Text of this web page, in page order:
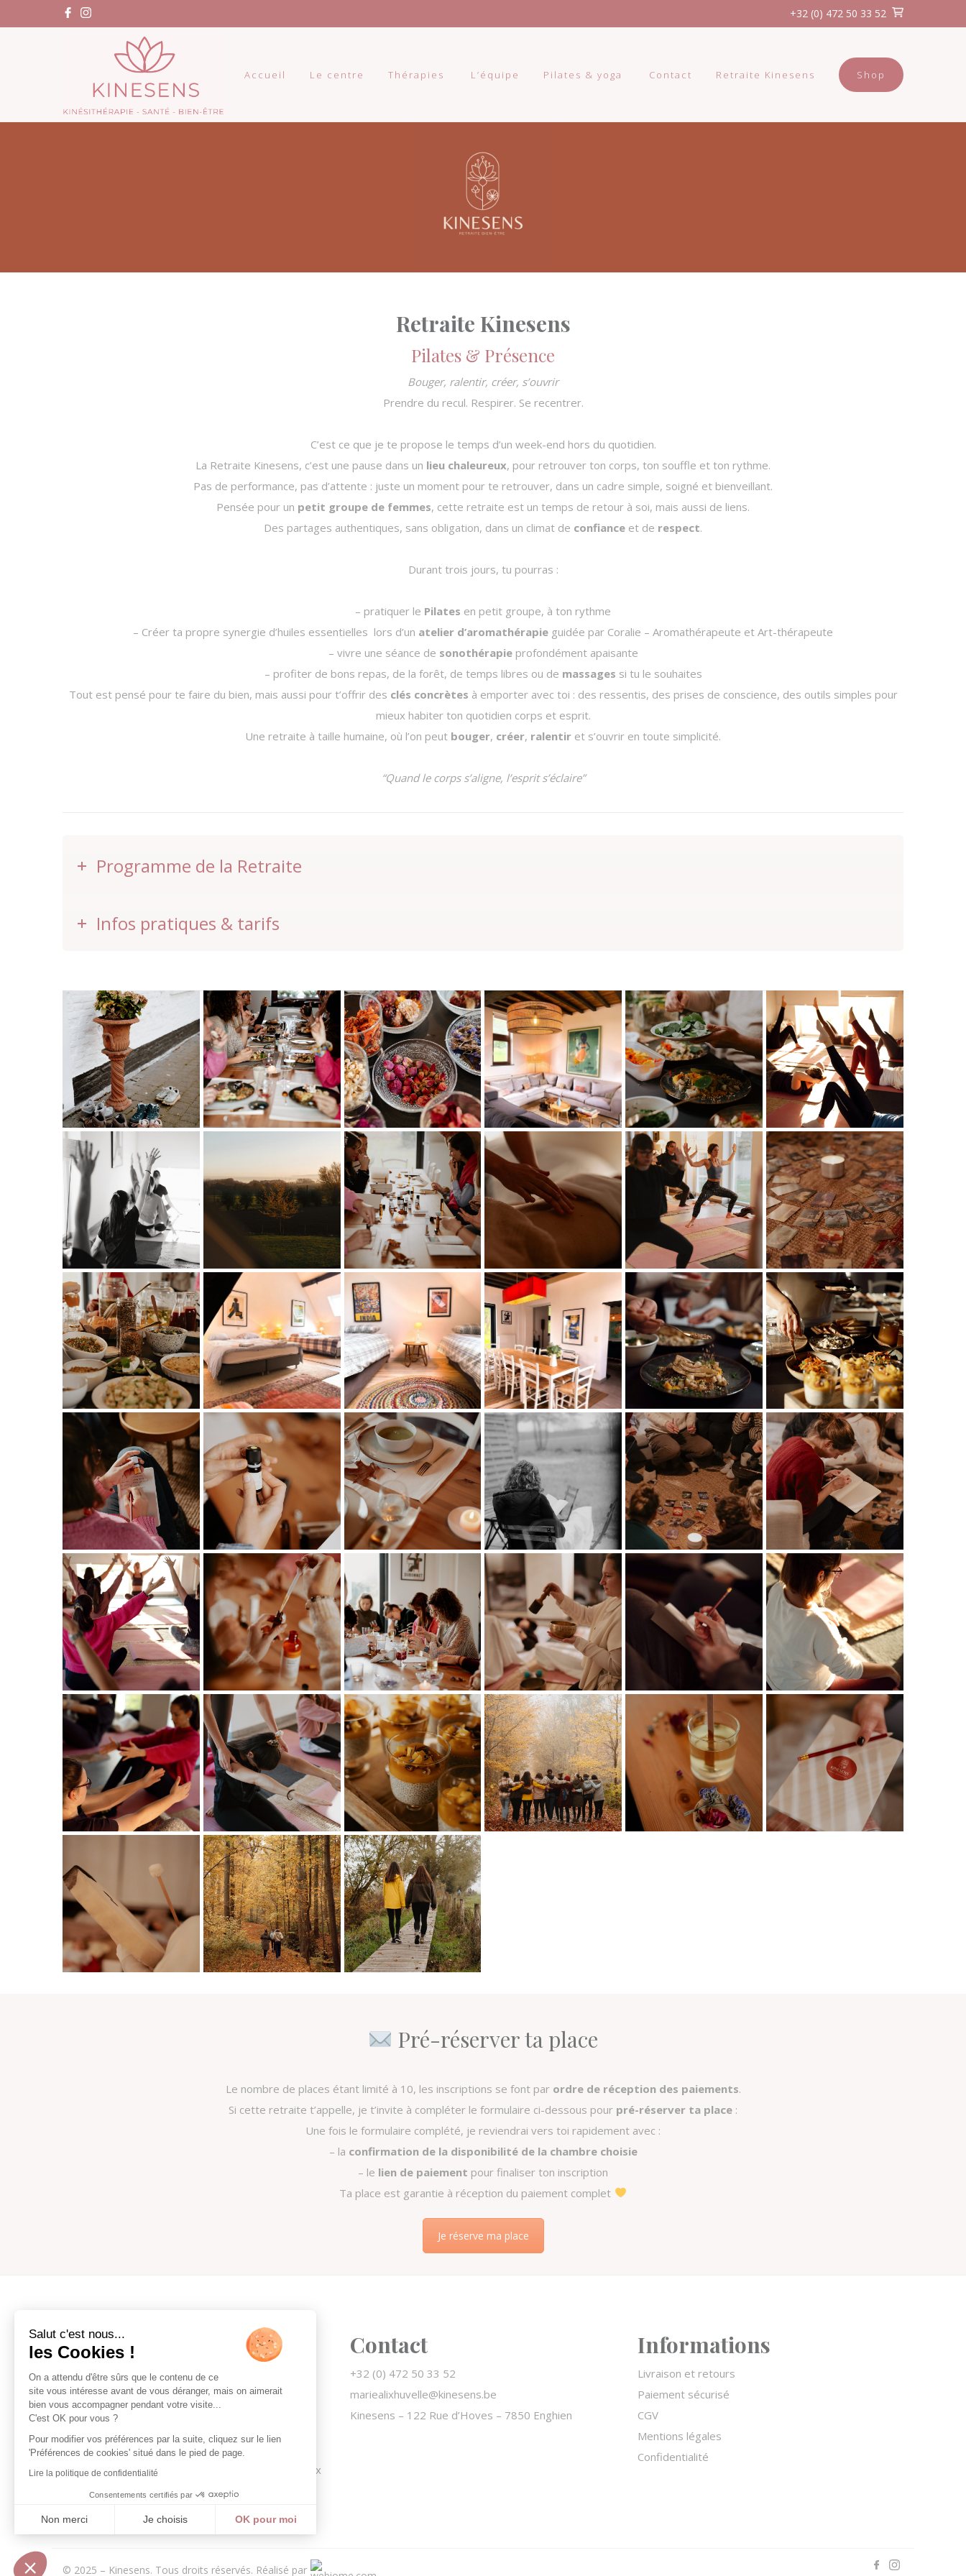
+32 (0) 472 50 33 52
Accueil Le centre Thérapies L’équipe Pilates & yoga Contact Retraite Kinesens Shop
Retraite Kinesens
Pilates & Présence
Bouger, ralentir, créer, s’ouvrir
Prendre du recul. Respirer. Se recentrer.
C’est ce que je te propose le temps d’un week-end hors du quotidien.
La Retraite Kinesens, c’est une pause dans un lieu chaleureux, pour retrouver ton corps, ton souffle et ton rythme.
Pas de performance, pas d’attente : juste un moment pour te retrouver, dans un cadre simple, soigné et bienveillant.
Pensée pour un petit groupe de femmes, cette retraite est un temps de retour à soi, mais aussi de liens.
Des partages authentiques, sans obligation, dans un climat de confiance et de respect.
Durant trois jours, tu pourras :
– pratiquer le Pilates en petit groupe, à ton rythme
– Créer ta propre synergie d’huiles essentielles lors d’un atelier d’aromathérapie guidée par Coralie – Aromathérapeute et Art-thérapeute
– vivre une séance de sonothérapieprofondément apaisante
– profiter de bons repas, de la forêt, de temps libres ou de massages si tu le souhaites
Tout est pensé pour te faire du bien, mais aussi pour t’offrir des clés concrètes à emporter avec toi : des ressentis, des prises de conscience, des outils simples pour
mieux habiter ton quotidien corps et esprit.
Une retraite à taille humaine, où l’on peut bouger, créer, ralentir et s’ouvrir en toute simplicité.
“Quand le corps s’aligne, l’esprit s’éclaire”
Programme de la Retraite
Infos pratiques & tarifs
Pré-réserver ta place
Le nombre de places étant limité à 10, les inscriptions se font par ordre de réception des paiements.
Si cette retraite t’appelle, je t’invite à compléter le formulaire ci-dessous pour pré-réserver ta place :
Une fois le formulaire complété, je reviendrai vers toi rapidement avec :
– la confirmation de la disponibilité de la chambre choisie
– le lien de paiement pour finaliser ton inscription
Ta place est garantie à réception du paiement complet
Je réserve ma place
Centre de kinésithérapie, de santé et de bien-être,
principalement dédié aux femmes, aux bébés et aux
enfants, tout en restant ouvert à tous.
Contact
+32 (0) 472 50 33 52
mariealixhuvelle@kinesens.be
Kinesens – 122 Rue d’Hoves – 7850 Enghien
Informations
Livraison et retours
Paiement sécurisé
CGV
Mentions légales
Confidentialité
© 2025 – Kinesens. Tous droits réservés. Réalisé par
Salut c'est nous...
les Cookies !
On a attendu d'être sûrs que le contenu de ce
site vous intéresse avant de vous déranger, mais on aimerait
bien vous accompagner pendant votre visite...
C'est OK pour vous ?
Pour modifier vos préférences par la suite, cliquez sur le lien
'Préférences de cookies' situé dans le pied de page.
Lire la politique de confidentialité
Consentements certifiés par
Non merci Je choisis OK pour moi
Notre plateforme vous permet d'adapter et de gérer vos paramètres de confidentialité, en garantissant la conformité avec les réglementations. Personnalisez vos préférences pour